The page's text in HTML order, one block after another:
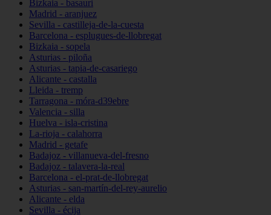
Bizkaia - basauri
Madrid - aranjuez
Sevilla - castilleja-de-la-cuesta
Barcelona - esplugues-de-llobregat
Bizkaia - sopela
Asturias - piloña
Asturias - tapia-de-casariego
Alicante - castalla
Lleida - tremp
Tarragona - móra-d39ebre
Valencia - silla
Huelva - isla-cristina
La-rioja - calahorra
Madrid - getafe
Badajoz - villanueva-del-fresno
Badajoz - talavera-la-real
Barcelona - el-prat-de-llobregat
Asturias - san-martín-del-rey-aurelio
Alicante - elda
Sevilla - écija